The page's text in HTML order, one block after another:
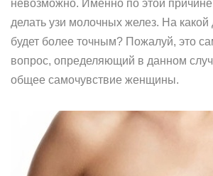
невозможно. Именно по этой
делать узи молочных желез. На какой
будет более точным? Пожалуй, это
вопрос, определяющий в данном
общее самочувствие женщины.